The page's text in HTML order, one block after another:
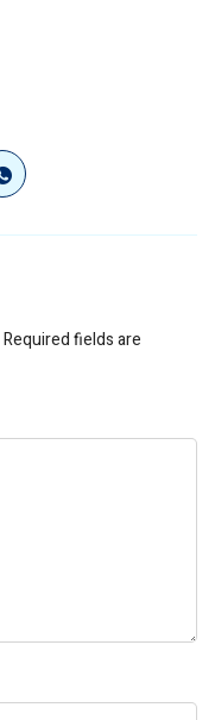
Required fields are